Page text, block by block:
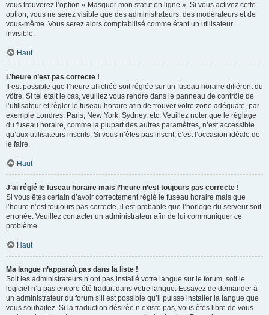
vous trouverez l’option « Masquer mon statut en ligne ». Si vous activez cette
option, vous ne serez visible que des administrateurs, des modérateurs et de
vous-même. Vous serez alors comptabilisé comme étant un utilisateur
invisible.
Haut
L’heure n’est pas correcte !
Il est possible que l’heure affichée soit réglée sur un fuseau horaire différent du
vôtre. Si tel était le cas, veuillez vous rendre dans le panneau de contrôle de
l’utilisateur et régler le fuseau horaire afin de trouver votre zone adéquate, par
exemple Londres, Paris, New York, Sydney, etc. Veuillez noter que le réglage
du fuseau horaire, comme la plupart des autres paramètres, n’est accessible
qu’aux utilisateurs inscrits. Si vous n’êtes pas inscrit, c’est l’occasion idéale de
le faire.
Haut
J’ai réglé le fuseau horaire mais l’heure n’est toujours pas correcte !
Si vous êtes certain d’avoir correctement réglé le fuseau horaire mais que
l’heure n’est toujours pas correcte, il est probable que l’horloge du serveur soit
erronée. Veuillez contacter un administrateur afin de lui communiquer ce
problème.
Haut
Ma langue n’apparaît pas dans la liste !
Soit les administrateurs n’ont pas installé votre langue sur le forum, soit le
logiciel n’a pas encore été traduit dans votre langue. Essayez de demander à
un administrateur du forum s’il est possible qu’il puisse installer la langue que
vous souhaitez. Si la traduction désirée n’existe pas, vous êtes libre de vous